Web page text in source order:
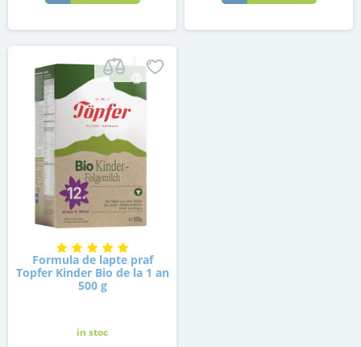
Formula de lapte praf
Topfer Kinder Bio de la 1 an
500 g
in stoc